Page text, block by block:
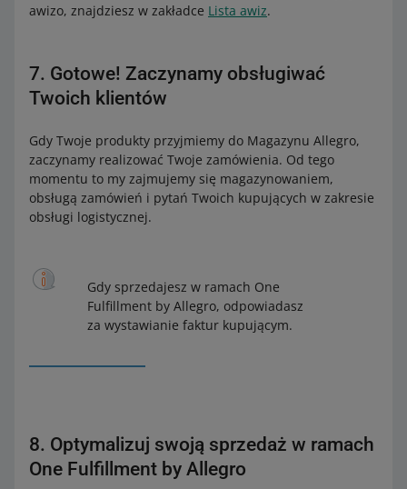
awizo, znajdziesz w zakładce Lista awiz.
7. Gotowe! Zaczynamy obsługiwać
Twoich klientów
Gdy Twoje produkty przyjmiemy do Magazynu Allegro,
zaczynamy realizować Twoje zamówienia. Od tego
momentu to my zajmujemy się magazynowaniem,
obsługą zamówień i pytań Twoich kupujących w zakresie
obsługi logistycznej.
Gdy sprzedajesz w ramach One
Fulfillment by Allegro, odpowiadasz
za wystawianie faktur kupującym.
8. Optymalizuj swoją sprzedaż w ramach
One Fulfillment by Allegro